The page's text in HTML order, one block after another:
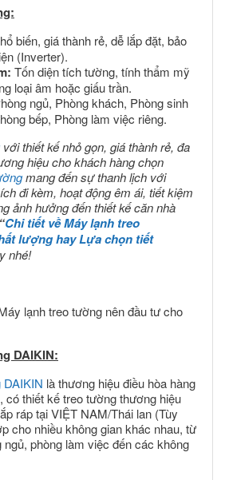
biến, giá thành rẻ, dễ lắp đặt, bảo
(Inverter).
Tốn diện tích tường, tính thẩm mỹ
loại âm hoặc giấu trần.
ngủ, Phòng khách, Phòng sinh
bếp, Phòng làm việc riêng.
với thiết kế nhỏ gọn, giá thành rẻ, đa
hiệu cho khách hàng chọn
mang đến sự thanh lịch với
đi kèm, hoạt động êm ái, tiết kiệm
ảnh hưởng đến thiết kế căn nhà
“Chi tiết về Máy lạnh treo
lượng hay Lựa chọn tiết
nhé!
lạnh treo tường nên đầu tư cho
DAIKIN:
là thương hiệu điều hòa hàng
có thiết kế treo tường thương hiệu
ráp tại VIỆT NAM/Thái lan (Tùy
cho nhiều không gian khác nhau, từ
ngủ, phòng làm việc đến các không